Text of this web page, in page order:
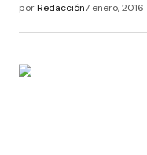
porRedacción7 enero, 2016